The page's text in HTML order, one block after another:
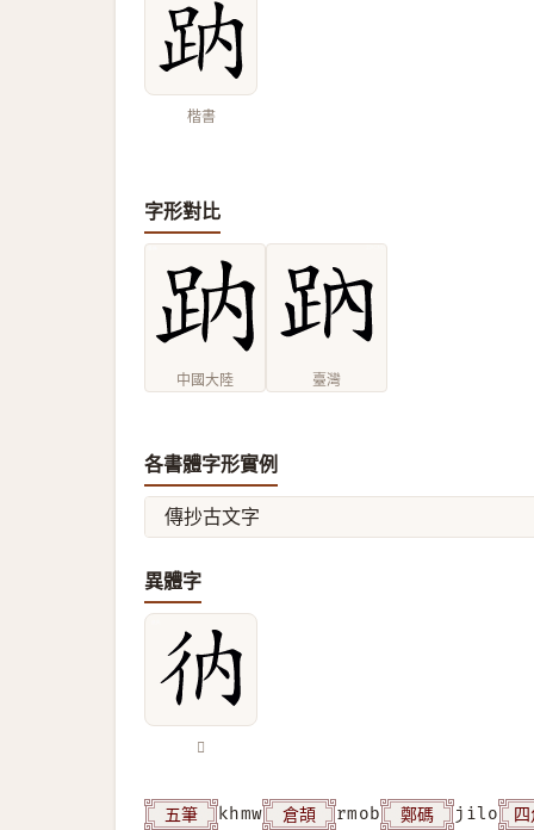
楷書
字形對比
中國大陸 臺灣
各書體字形實例
傳抄古文字
異體字
𢓇
五筆 khmw 倉頡 rmob 鄭碼 jilo